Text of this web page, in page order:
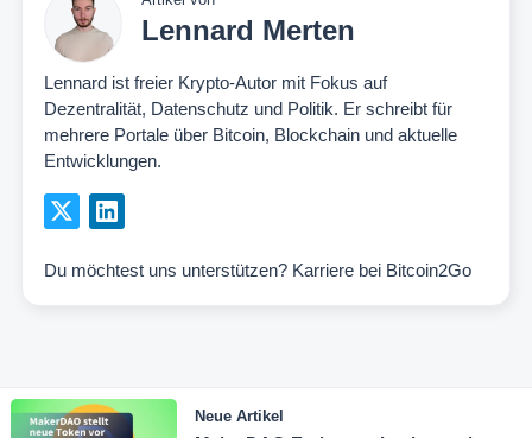
Lennard Merten
Lennard ist freier Krypto-Autor mit Fokus auf
Dezentralität, Datenschutz und Politik. Er schreibt für
mehrere Portale über Bitcoin, Blockchain und aktuelle
Entwicklungen.
Du möchtest uns unterstützen? Karriere bei Bitcoin2Go
Neue Artikel